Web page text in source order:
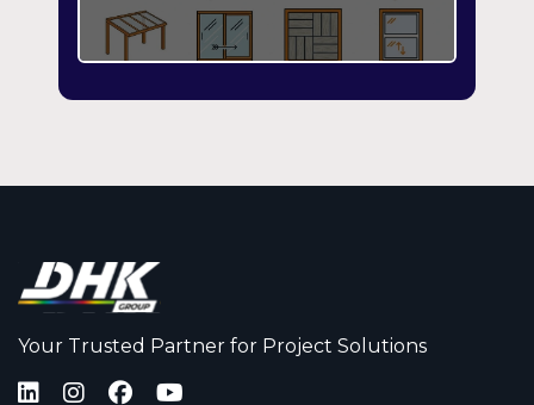
Your Trusted Partner for Project Solutions